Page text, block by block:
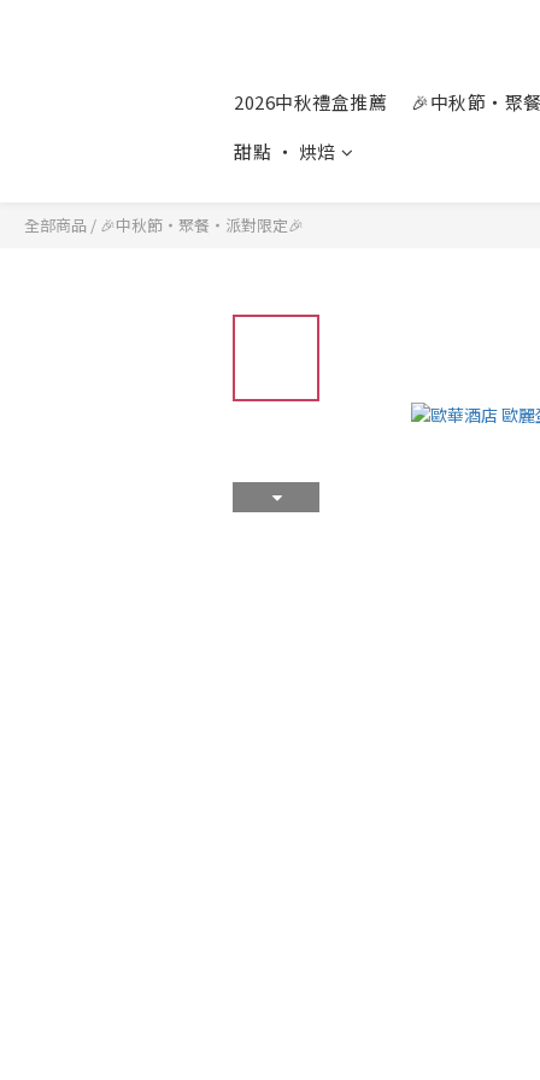
2026中秋禮盒推薦
🎉中秋節‧聚
甜點 ‧ 烘焙
全部商品 / 🎉中秋節‧聚餐‧派對限定🎉